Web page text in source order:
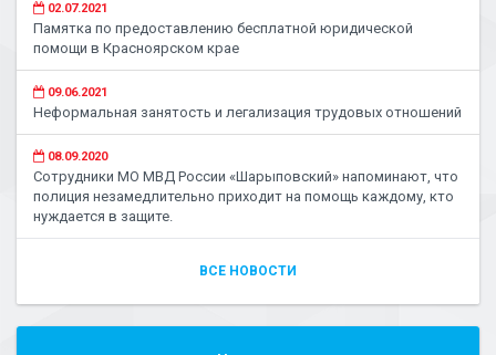
02.07.2021
Памятка по предоставлению бесплатной юридической
помощи в Красноярском крае
09.06.2021
Неформальная занятость и легализация трудовых отношений
08.09.2020
Сотрудники МО МВД России «Шарыповский» напоминают, что
полиция незамедлительно приходит на помощь каждому, кто
нуждается в защите.
ВСЕ НОВОСТИ